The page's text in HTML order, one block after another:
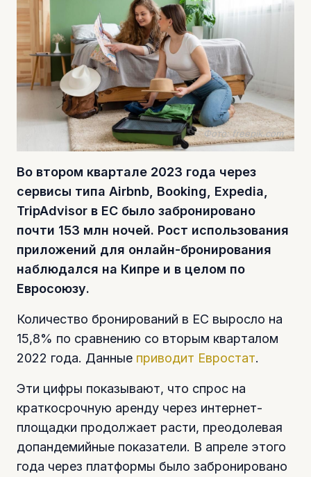
Фото: freepik.com
Во втором квартале 2023 года через
сервисы типа Airbnb, Booking, Expedia,
TripAdvisor в ЕС было забронировано
почти 153 млн ночей. Рост использования
приложений для онлайн-бронирования
наблюдался на Кипре и в целом по
Евросоюзу.
Количество бронирований в ЕС выросло на
15,8% по сравнению со вторым кварталом
2022 года. Данные приводит Евростат.
Эти цифры показывают, что спрос на
краткосрочную аренду через интернет-
площадки продолжает расти, преодолевая
допандемийные показатели. В апреле этого
года через платформы было забронировано